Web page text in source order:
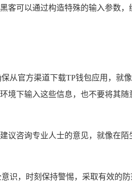
客可以通过构造特殊的输入参数
从官方渠道下载TP钱包应用，就
境下输入这些信息，也不要将其
议咨询专业人士的意见，就像在
识，时刻保持警惕，采取有效的